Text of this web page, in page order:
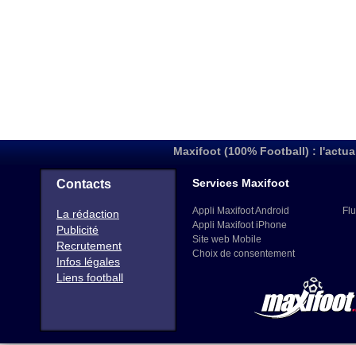
Maxifoot (100% Football) :
Contacts
La rédaction
Publicité
Recrutement
Infos légales
Liens football
Services Maxifoot
Appli Maxifoot Android
Appli Maxifoot iPhone
Site web Mobile
Choix de consentement